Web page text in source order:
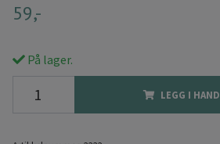
59,-
På lager.
LEGG I